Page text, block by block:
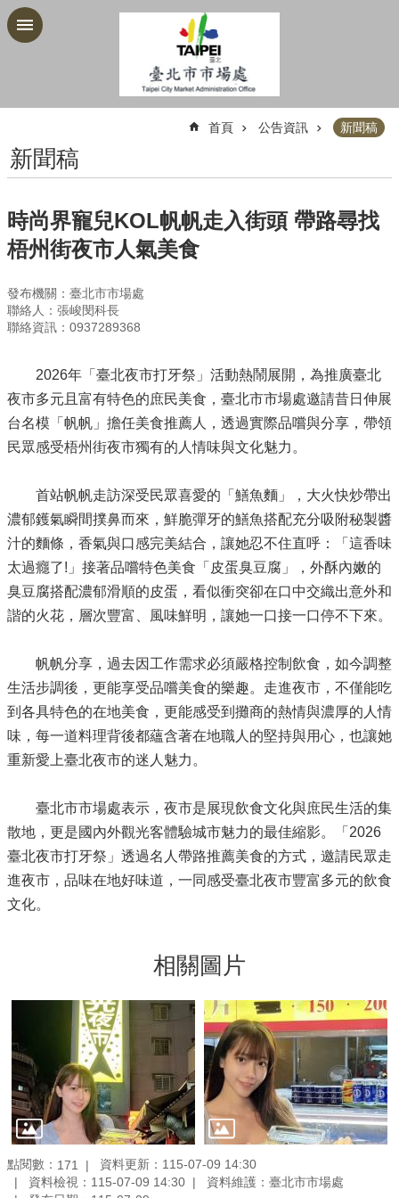
跳到主要內容區塊
首頁 公告資訊 新聞稿
新聞稿
時尚界寵兒KOL帆帆走入街頭 帶路尋找
梧州街夜市人氣美食
發布機關：臺北市市場處
聯絡人：張峻閔科長
聯絡資訊：0937289368
2026年「臺北夜市打牙祭」活動熱鬧展開，為推廣臺北
夜市多元且富有特色的庶民美食，臺北市市場處邀請昔日伸展
台名模「帆帆」擔任美食推薦人，透過實際品嚐與分享，帶領
民眾感受梧州街夜市獨有的人情味與文化魅力。
首站帆帆走訪深受民眾喜愛的「鱔魚麵」，大火快炒帶出
濃郁鑊氣瞬間撲鼻而來，鮮脆彈牙的鱔魚搭配充分吸附秘製醬
汁的麵條，香氣與口感完美結合，讓她忍不住直呼：「這香味
太過癮了!」接著品嚐特色美食「皮蛋臭豆腐」，外酥內嫩的
臭豆腐搭配濃郁滑順的皮蛋，看似衝突卻在口中交織出意外和
諧的火花，層次豐富、風味鮮明，讓她一口接一口停不下來。
帆帆分享，過去因工作需求必須嚴格控制飲食，如今調整
生活步調後，更能享受品嚐美食的樂趣。走進夜市，不僅能吃
到各具特色的在地美食，更能感受到攤商的熱情與濃厚的人情
味，每一道料理背後都蘊含著在地職人的堅持與用心，也讓她
重新愛上臺北夜市的迷人魅力。
臺北市市場處表示，夜市是展現飲食文化與庶民生活的集
散地，更是國內外觀光客體驗城市魅力的最佳縮影。「2026
臺北夜市打牙祭」透過名人帶路推薦美食的方式，邀請民眾走
進夜市，品味在地好味道，一同感受臺北夜市豐富多元的飲食
文化。
相關圖片
點閱數： 171
資料更新：115-07-09 14:30
資料檢視：115-07-09 14:30
資料維護：臺北市市場處